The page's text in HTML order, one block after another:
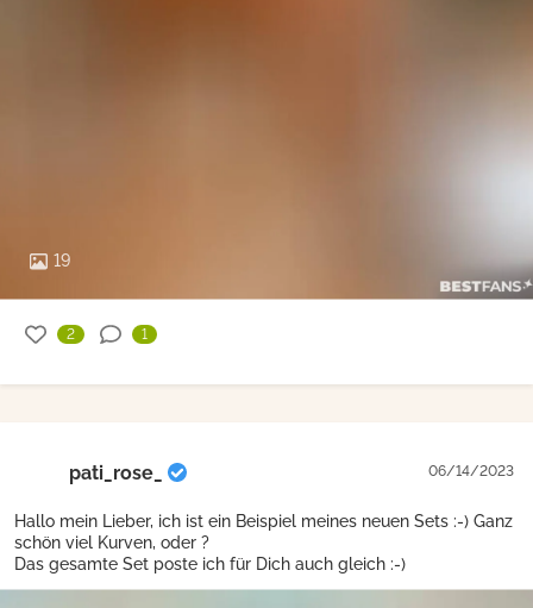
19
2 1
pati_rose_ 06/14/2023
Hallo mein Lieber, ich ist ein Beispiel meines neuen Sets :-) Ganz
schön viel Kurven, oder ?
Das gesamte Set poste ich für Dich auch gleich :-)